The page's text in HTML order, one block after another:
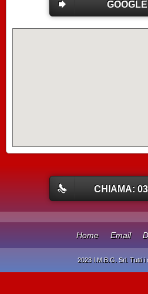
CHIAMA:
Home Email
2023 I.M.B.G. Srl. Tutti i